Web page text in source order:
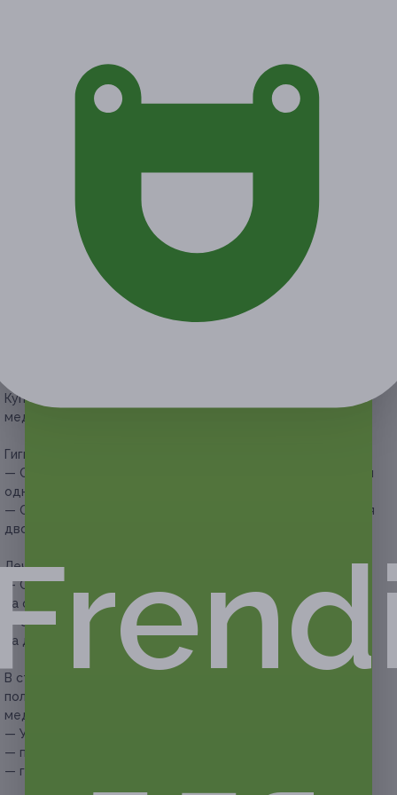
3 купона куплено
Акция завершена
12 марта 2021 г.
12 июня 2021 г.
Описание Вопросы
Срок действия купонов:
с 13.03.2021 до 12.06.2021
Купон действует на следующие виды комплексных
медицинских процедур:
Гигиена полости рта:
— Скидка 63% на гигиену полости рта, УЗ-чистку зубов для
одного (555 руб. вместо 1500 руб.)
— Скидка 64% на гигиену полости рта, УЗ-чистку зубов для
двоих (1080 руб. вместо 3000 руб.)
Лечение кариеса:
— Скидка 57% на лечение кариеса с установкой пломбы
на один зуб (860 руб. вместо 2000 руб.)
— Скидка 65% на лечение кариеса с установкой пломб
на два зуба (1400 руб. вместо 4000 руб.)
В стоимость купона на комплексную процедуру гигиены
полости рта и УЗ-чистки зубов входят следующие
медицинские услуги:
— УЗ-чистка зубов;
— полировка зубов;
— гигиена полости рта:
— чистка ультразвуковым скалером с несколькими